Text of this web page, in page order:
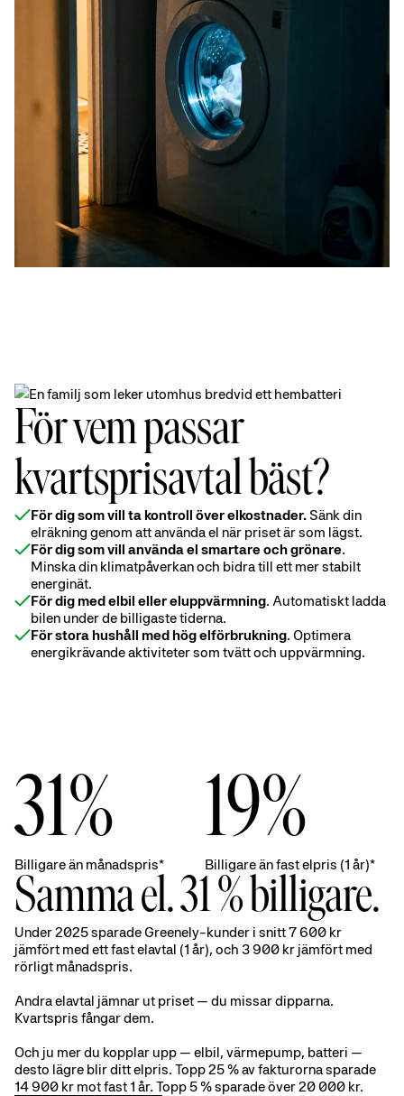
För vem passar
kvartsprisavtal bäst?
För dig som vill ta kontroll över elkostnader. Sänk din
elräkning genom att använda el när priset är som lägst.
För dig som vill använda el smartare och grönare.
Minska din klimatpåverkan och bidra till ett mer stabilt
energinät.
För dig med elbil eller eluppvärmning. Automatiskt ladda
bilen under de billigaste tiderna.
För stora hushåll med hög elförbrukning. Optimera
energikrävande aktiviteter som tvätt och uppvärmning.
31%
Billigare än månadspris*
19%
Billigare än fast elpris (1 år)*
Samma el. 31 % billigare.
Under 2025 sparade Greenely-kunder i snitt 7 600 kr
jämfört med ett fast elavtal (1 år), och 3 900 kr jämfört med
rörligt månadspris.
Andra elavtal jämnar ut priset — du missar dipparna.
Kvartspris fångar dem.
Och ju mer du kopplar upp — elbil, värmepump, batteri —
desto lägre blir ditt elpris. Topp 25 % av fakturorna sparade
14 900 kr mot fast 1 år. Topp 5 % sparade över 20 000 kr.